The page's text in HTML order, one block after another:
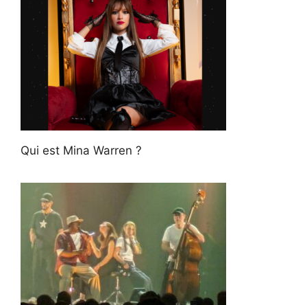
Qui est Mina Warren ?